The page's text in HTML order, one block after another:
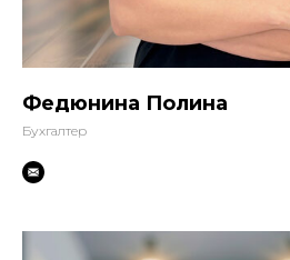
Федюнина Полина
Бухгалтер